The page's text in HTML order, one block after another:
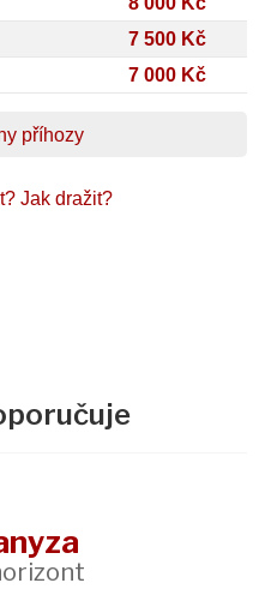
7 500 Kč
7 000 Kč
příhozy
Jak dražit?